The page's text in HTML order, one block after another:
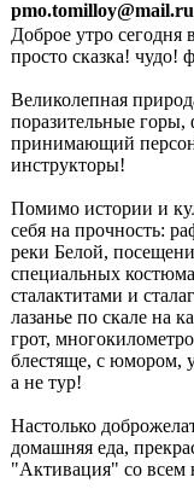
pmo.tomilloy@mail.ru
Доброе утро сегодня
просто сказка! чудо!
Великолепная
поразительные горы,
принимающий
инструкторы!
Помимо истории и
себя на прочность:
реки Белой,
специальных
сталактитами и
лазанье по скале на
грот,
блестяще, с юмором,
а не тур!
Настолько
домашняя еда,
"Активация" со всем